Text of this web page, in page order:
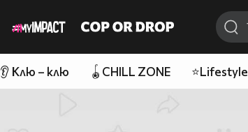
👂 Клю – клю 🪀CHILL ZONE ⭐Lifestyle